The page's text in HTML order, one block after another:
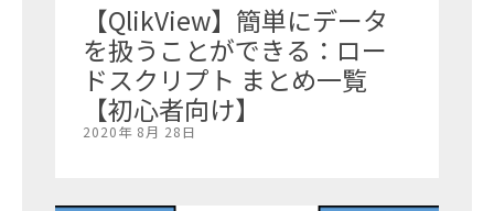
【QlikView】簡単にデータ
を扱うことができる：ロー
ドスクリプト まとめ一覧
【初心者向け】
2020年 8月 28日